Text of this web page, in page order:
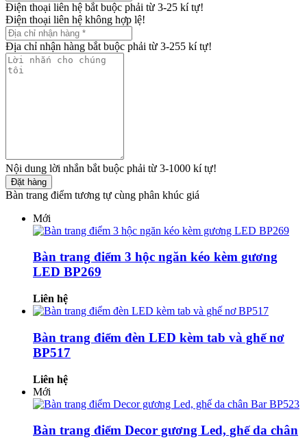
Điện thoại liên hệ bắt buộc phải từ 3-25 kí tự!
Điện thoại liên hệ không hợp lệ!
Địa chỉ nhận hàng bắt buộc phải từ 3-255 kí tự!
Nội dung lời nhắn bắt buộc phải từ 3-1000 kí tự!
Đặt hàng
Bàn trang điểm tương tự cùng phân khúc giá
Mới
Bàn trang điểm 3 hộc ngăn kéo kèm gương
LED BP269
Liên hệ
Bàn trang điểm đèn LED kèm tab và ghế nơ
BP517
Liên hệ
Mới
Bàn trang điểm Decor gương Led, ghế da chân